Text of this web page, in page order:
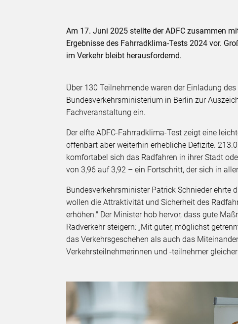
Am 17. Juni 2025 stellte der ADFC zusammen
Ergebnisse des Fahrradklima-Tests 2024 vor.
im Verkehr bleibt herausfordernd.
Über 130 Teilnehmende waren der Einladung
Bundesverkehrsministerium in Berlin zur
Fachveranstaltung ein.
Der elfte ADFC-Fahrradklima-Test zeigt eine
offenbart aber weiterhin erhebliche Defizite.
komfortabel sich das Radfahren in ihrer Stadt
von 3,96 auf 3,92 – ein Fortschritt, der sich in
Bundesverkehrsminister Patrick Schnieder ehrte
wollen die Attraktivität und Sicherheit des
erhöhen." Der Minister hob hervor, dass gute
Radverkehr steigern: „Mit guter, möglichst
das Verkehrsgeschehen als auch das
Verkehrsteilnehmerinnen und -teilnehmer